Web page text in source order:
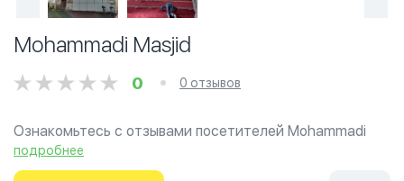
Mohammadi Masjid
0 0 отзывов
Ознакомьтесь с отзывами посетителей Mohammadi
Masjid в г.Хамамацу на фотографиях и узнайте о часах
работы. Ваше духовное путешествие начинается
подробнее